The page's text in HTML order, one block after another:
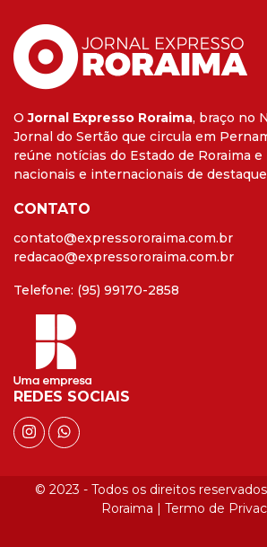
OJornal Expresso Roraima, braço no
Jornal do Sertão que circula em
reúne notícias do Estado de Roraima
nacionais e internacionais de
CONTATO
contato@expressororaima.com.br
redacao@expressororaima.com.br
Telefone: (95) 99170-2858
REDES SOCIAIS
© 2023 - Todos os direitos
Roraima | Termo de